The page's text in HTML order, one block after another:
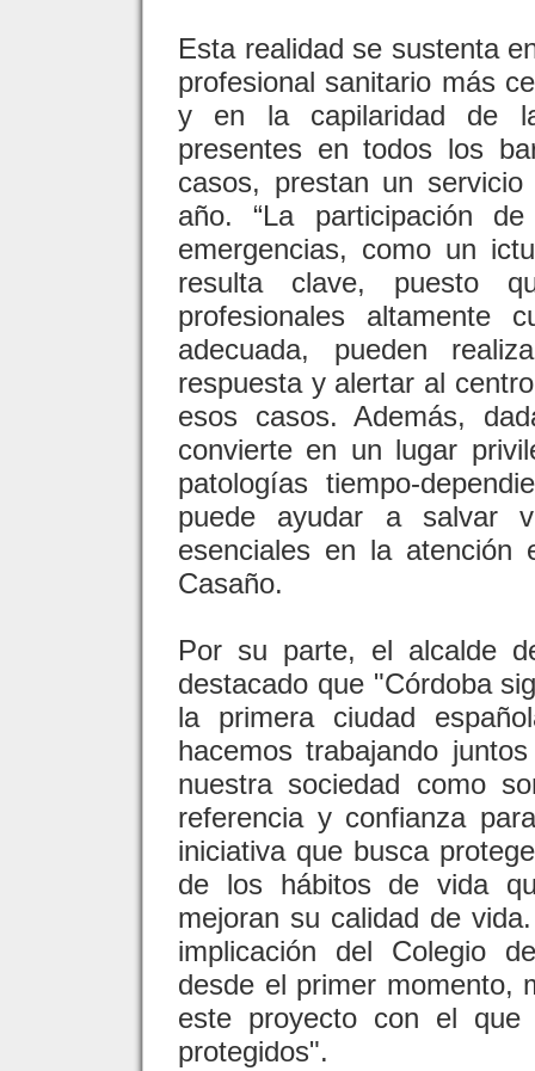
Esta realidad se sustenta
profesional sanitario más
y en la capilaridad de
presentes en todos los
casos, prestan un
año. “La participación
emergencias, como un
resulta clave, puesto
profesionales altamente
adecuada, pueden
respuesta y alertar al
esos casos. Además,
convierte en un lugar
patologías tiempo-
puede ayudar a salvar
esenciales en la atención
Casaño.
Por su parte, el alcalde
destacado que "Córdoba
la primera ciudad
hacemos trabajando
nuestra sociedad como
referencia y confianza
iniciativa que busca
de los hábitos de vida
mejoran su calidad de
implicación del Colegio
desde el primer momento,
este proyecto con el
protegidos".